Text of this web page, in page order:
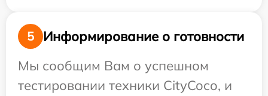
5
Информирование о готовности
Мы сообщим Вам о успешном
тестировании техники CityCoco, и